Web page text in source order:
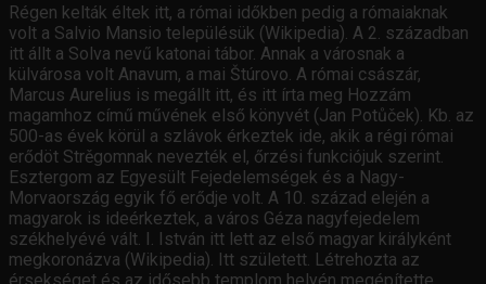
Régen kelták éltek itt, a római időkben pedig a rómaiaknak
volt a Salvio Mansio településük (Wikipedia). A 2. században
itt állt a Solva nevű katonai tábor. Annak a városnak a
külvárosa volt Anavum, a mai Štúrovo. A római császár,
Marcus Aurelius is megállt itt, és itt írta meg Hozzám
magamhoz című művének első könyvét (Jan Potůček). Kb. az
500-as évek körül a szlávok érkeztek ide, akik a régi római
erődöt Strěgomnak nevezték el, őrzési funkciójuk szerint.
Esztergom az Egyesült Fejedelemségek és a Nagy-
Morvaország egyik fő erődje volt. A 10. század elején a
magyarok is ideérkeztek, a város Géza nagyfejedelem
székhelyévé vált. I. István itt lett az első magyar királyként
megkoronázva (Wikipedia). Itt született. Létrehozta az
érsekséget és az idősebb templom helyén megépítette